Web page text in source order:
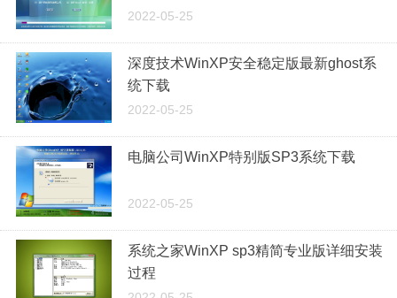
2022-05-25
深度技术WinXP安全稳定版最新ghost系
统下载
2022-05-25
电脑公司WinXP特别版SP3系统下载
2022-05-25
系统之家WinXP sp3精简专业版详细安装
过程